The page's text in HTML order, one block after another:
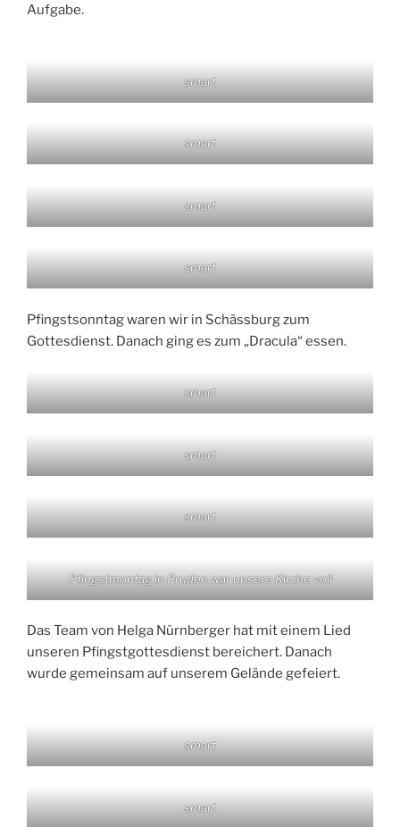
Aufgabe.
smart
smart
smart
smart
Pfingstsonntag waren wir in Schässburg zum
Gottesdienst. Danach ging es zum „Dracula“ essen.
smart
smart
smart
Pfingstmontag in Pruden war unsere Kirche voll
Das Team von Helga Nürnberger hat mit einem Lied
unseren Pfingstgottesdienst bereichert. Danach
wurde gemeinsam auf unserem Gelände gefeiert.
smart
smart